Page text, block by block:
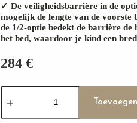
✓ De veiligheidsbarrière in de
mogelijk de lengte van de voorste
de 1/2-optie bedekt de barrière de
het bed, waardoor je kind een
284€
Kinderbed
FAGGIO
aantal